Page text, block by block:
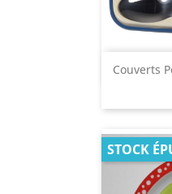
Couverts

STOCK